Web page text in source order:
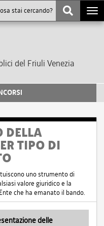
del Friuli Venezia
DELLA
TIPO DI
uno strumento di
valore giuridico e la
che ha emanato il bando.
delle